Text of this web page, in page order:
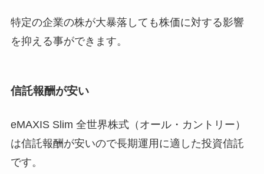
特定の企業の株が大暴落しても株価に対する影響
を抑える事ができます。
信託報酬が安い
eMAXIS Slim 全世界株式（オール・カントリー）
は信託報酬が安いので長期運用に適した投資信託
です。